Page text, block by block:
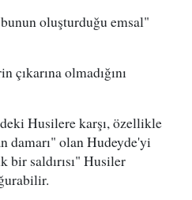
oluşturduğu emsal"
olmadığını
Husilere karşı, özellikle
damarı" olan Hudeyde'yi
bir saldırısı" Husiler